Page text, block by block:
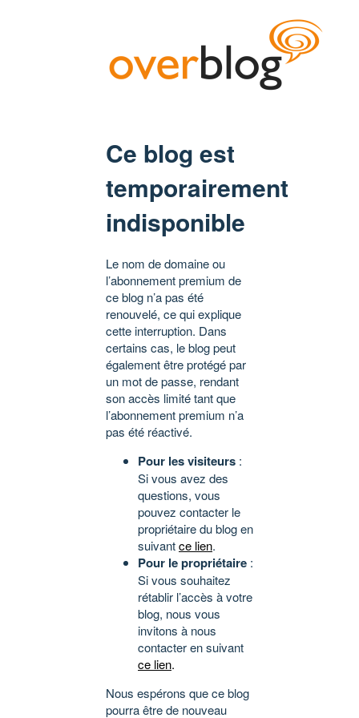
Ce blog est
temporairement
indisponible
Le nom de domaine ou
l’abonnement premium de
ce blog n’a pas été
renouvelé, ce qui explique
cette interruption. Dans
certains cas, le blog peut
également être protégé par
un mot de passe, rendant
son accès limité tant que
l’abonnement premium n’a
pas été réactivé.
Pour les visiteurs :
Si vous avez des
questions, vous
pouvez contacter le
propriétaire du blog en
suivantce lien.
Pour le propriétaire :
Si vous souhaitez
rétablir l’accès à votre
blog, nous vous
invitons à nous
contacter en suivant
ce lien.
Nous espérons que ce blog
pourra être de nouveau